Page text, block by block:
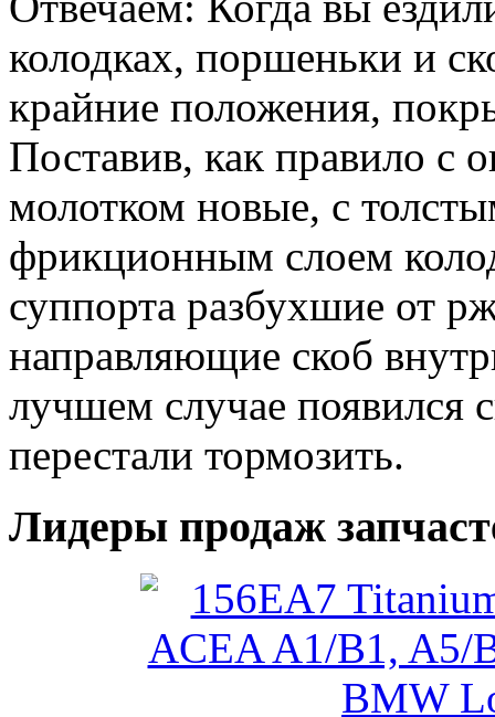
колодках, поршеньки и
крайние положения,
Поставив, как правило с
молотком новые, с
фрикционным слоем
суппорта разбухшие от
направляющие скоб
лучшем случае появился
перестали тормозить.
Лидеры продаж